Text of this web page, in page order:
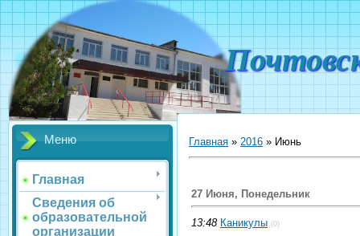
Меню
Главная
Сведения об
образовательной
организации
Главная » 2016 » Июнь
27 Июня, Понедельник
13:48 Каникулы (0)